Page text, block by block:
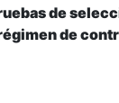
de
de